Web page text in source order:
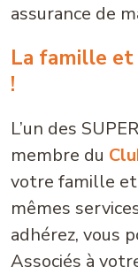
assurance de
La famille
!
L’un des
membre du
votre famille
mêmes
adhérez, vous
Associés à